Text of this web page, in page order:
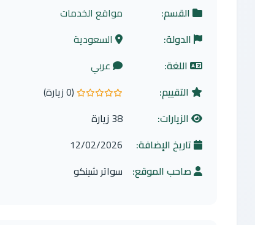
القسم:
مواقع الخدمات
الدولة:
السعودية
اللغة:
عربي
التقييم:
0.0 من 5 نجوم
(0 زيارة)
الزيارات:
38 زيارة
تاريخ الإضافة:
12/02/2026
صاحب الموقع: سواتر شينكو